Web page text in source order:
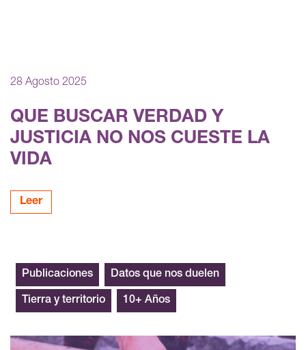
28 Agosto 2025
QUE BUSCAR VERDAD Y
JUSTICIA NO NOS CUESTE LA
VIDA
Leer
Publicaciones Datos que nos duelen
Tierra y territorio 10+ Años